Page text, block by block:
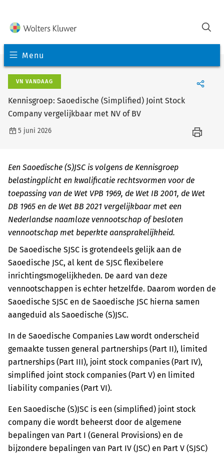
Menu
VN VANDAAG
Kennisgroep: Saoedische (Simplified) Joint Stock
Company vergelijkbaar met NV of BV
5 juni 2026
Een Saoedische (S)JSC is volgens de Kennisgroep
belastingplicht en kwalificatie rechtsvormen voor de
toepassing van de Wet VPB 1969, de Wet IB 2001, de Wet
DB 1965 en de Wet BB 2021 vergelijkbaar met een
Nederlandse naamloze vennootschap of besloten
vennootschap met beperkte aansprakelijkheid.
De Saoedische SJSC is grotendeels gelijk aan de
Saoedische JSC, al kent de SJSC flexibelere
inrichtingsmogelijkheden. De aard van deze
vennootschappen is echter hetzelfde. Daarom worden de
Saoedische SJSC en de Saoedische JSC hierna samen
aangeduid als Saoedische (S)JSC.
In de Saoedische Companies Law wordt onderscheid
gemaakte tussen general partnerships (Part II), limited
partnerships (Part III), joint stock companies (Part IV),
simplified joint stock companies (Part V) en limited
liability companies (Part VI).
Een Saoedische (S)JSC is een (simplified) joint stock
company die wordt beheerst door de algemene
bepalingen van Part I (General Provisions) en de
bijzondere bepalingen van Part IV (JSC) en Part V (SJSC)